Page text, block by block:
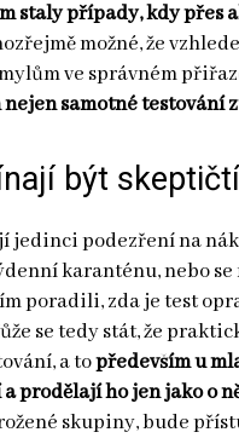
staly případy, kdy přes
možné, že
ve správném
samotné testování
být skeptičtí
jedinci podezření na
karanténu, nebo se
poradili, zda je test
se tedy stát, že
a topředevším u
prodělají ho jen jako o
skupiny, bude